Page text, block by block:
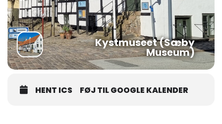
Kystmuseet (Sæby
Museum)
HENT ICS FØJ TIL GOOGLE KALENDER